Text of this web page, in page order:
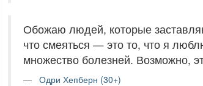
Обожаю людей, которые
что смеяться — это то, что я
множество болезней. Возможно,
Одри Хепберн (30+)